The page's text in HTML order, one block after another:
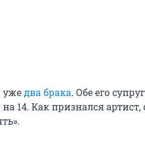
ужедва брака. Обе его
14. Как признался артист,